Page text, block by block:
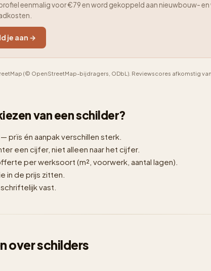
eenmalig voor €79 en word gekoppeld aan nieuwbouw-
je aan →
(© OpenStreetMap-bijdragers, ODbL). Reviewscores afkomstig
van een schilder?
prïs én aanpak verschillen sterk.
een cijfer, niet alleen naar het cijfer.
per werksoort (m², voorwerk, aantal lagen).
in de prijs zitten.
vast.
over schilders